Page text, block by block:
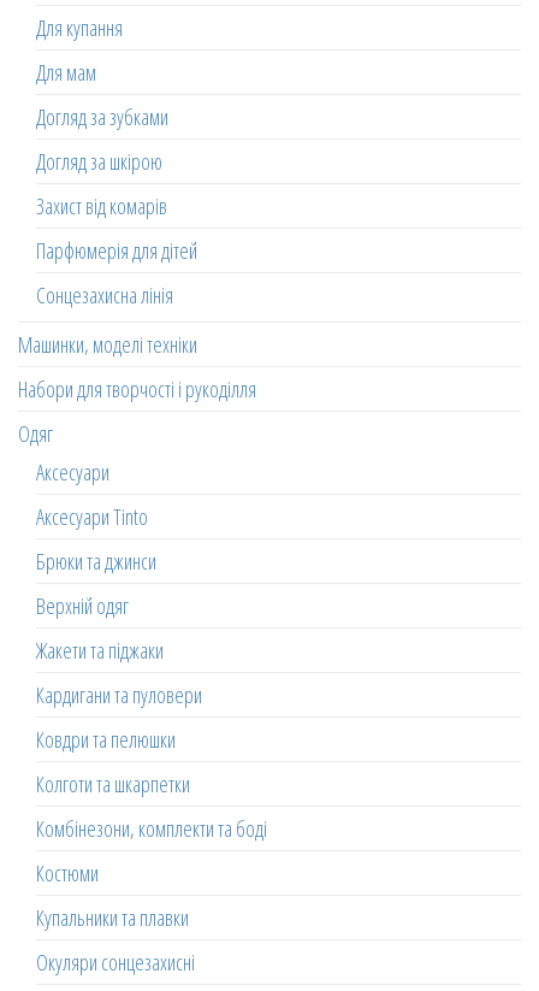
Для купання
Для мам
Догляд за зубками
Догляд за шкірою
Захист від комарів
Парфюмерія для дітей
Сонцезахисна лінія
Машинки, моделі техніки
Набори для творчості і рукоділля
Одяг
Аксесуари
Аксесуари Tinto
Брюки та джинси
Верхній одяг
Жакети та піджаки
Кардигани та пуловери
Ковдри та пелюшки
Колготи та шкарпетки
Комбінезони, комплекти та боді
Костюми
Купальники та плавки
Окуляри сонцезахисні